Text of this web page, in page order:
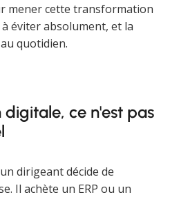
mener cette transformation
éviter absolument, et la
quotidien.
ce n'est pas
dirigeant décide de
Il achète un ERP ou un